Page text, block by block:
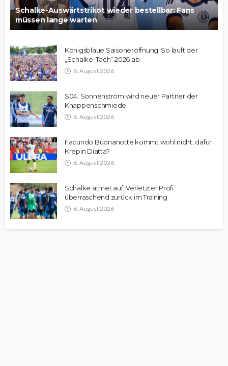
Schalke-Auswärtstrikot wieder bestellbar: Fans
müssen lange warten
Königsblaue Saisoneröffnung: So läuft der
„Schalke-Tach“ 2026 ab
6. August 2026
S04: Sonnenstrom wird neuer Partner der
Knappenschmiede
6. August 2026
Facundo Buonanotte kommt wohl nicht, dafür
Krepin Diatta?
6. August 2026
Schalke atmet auf: Verletzter Profi
überraschend zurück im Training
6. August 2026